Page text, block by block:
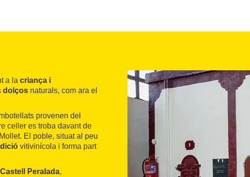
a la criança i
dolços naturals, com ara el
provenen del
celler es troba davant de
El poble, situat al peu
vitivinícola i forma part
Castell Peralada,